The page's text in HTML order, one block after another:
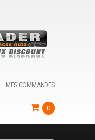
MES COMMANDES
0